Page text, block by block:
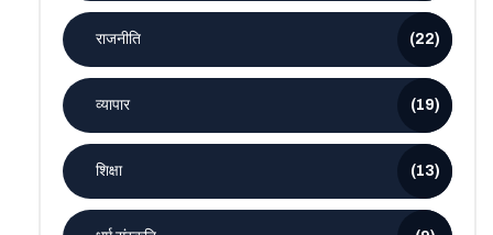
राजनीति (22)
व्यापार (19)
शिक्षा (13)